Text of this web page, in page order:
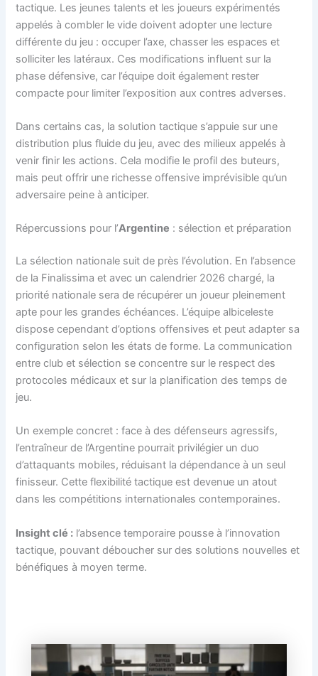
tactique. Les jeunes talents et les joueurs expérimentés
appelés à combler le vide doivent adopter une lecture
différente du jeu : occuper l’axe, chasser les espaces et
solliciter les latéraux. Ces modifications influent sur la
phase défensive, car l’équipe doit également rester
compacte pour limiter l’exposition aux contres adverses.
Dans certains cas, la solution tactique s’appuie sur une
distribution plus fluide du jeu, avec des milieux appelés à
venir finir les actions. Cela modifie le profil des buteurs,
mais peut offrir une richesse offensive imprévisible qu’un
adversaire peine à anticiper.
Répercussions pour l’Argentine : sélection et préparation
La sélection nationale suit de près l’évolution. En l’absence
de la Finalissima et avec un calendrier 2026 chargé, la
priorité nationale sera de récupérer un joueur pleinement
apte pour les grandes échéances. L’équipe albiceleste
dispose cependant d’options offensives et peut adapter sa
configuration selon les états de forme. La communication
entre club et sélection se concentre sur le respect des
protocoles médicaux et sur la planification des temps de
jeu.
Un exemple concret : face à des défenseurs agressifs,
l’entraîneur de l’Argentine pourrait privilégier un duo
d’attaquants mobiles, réduisant la dépendance à un seul
finisseur. Cette flexibilité tactique est devenue un atout
dans les compétitions internationales contemporaines.
Insight clé : l’absence temporaire pousse à l’innovation
tactique, pouvant déboucher sur des solutions nouvelles et
bénéfiques à moyen terme.